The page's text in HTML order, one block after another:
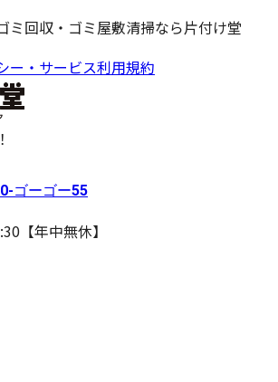
ミ回収・ゴミ屋敷清掃なら片付け堂
ー・サービス利用規約
ゴーゴー55
【年中無休】